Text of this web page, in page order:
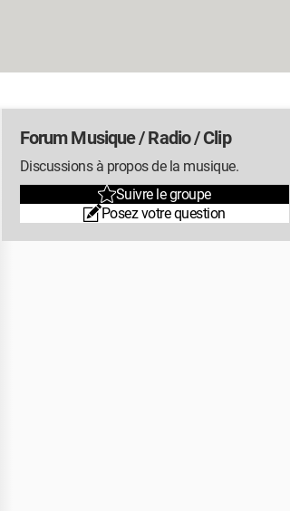
Forum Musique / Radio / Clip
Discussions à propos de la musique.
Suivre le groupe
Posez votre question